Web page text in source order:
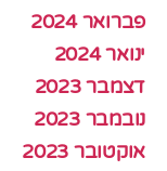
פברואר 2024
ינואר 2024
דצמבר 2023
נובמבר 2023
אוקטובר 2023